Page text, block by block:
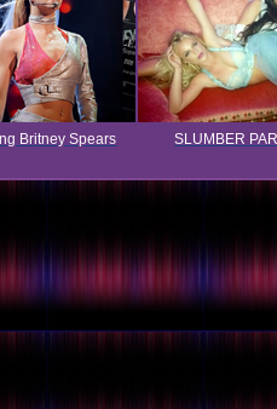
Britney Spears SLUMBER